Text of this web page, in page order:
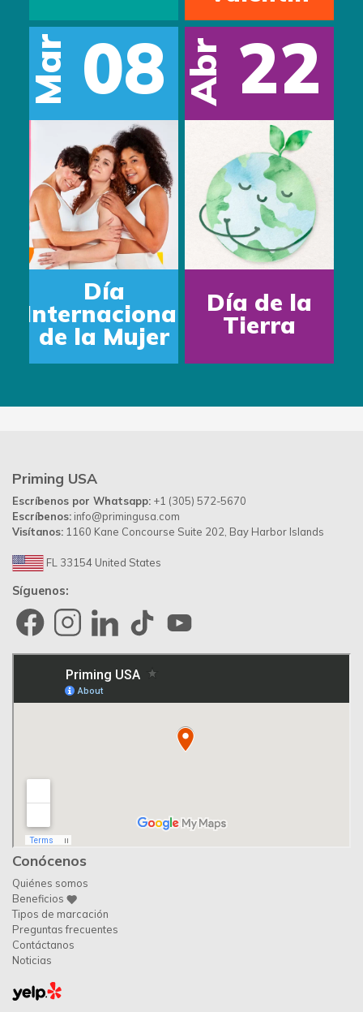
Mar 08
Día
Internacional
de la Mujer
Abr 22
Día de la
Tierra
Priming USA
Escríbenos por Whatsapp: +1 (305) 572-5670
Escríbenos:info@primingusa.com
Síguenos:
Conócenos
Quiénes somos
Beneficios
Tipos de marcación
Preguntas frecuentes
Contáctanos